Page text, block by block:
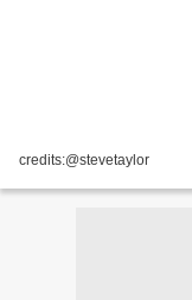
credits:@stevetaylor